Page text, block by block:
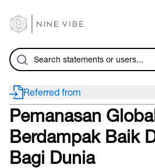
Pemanasan
Berdampak Baik
Bagi Dunia
Referred from